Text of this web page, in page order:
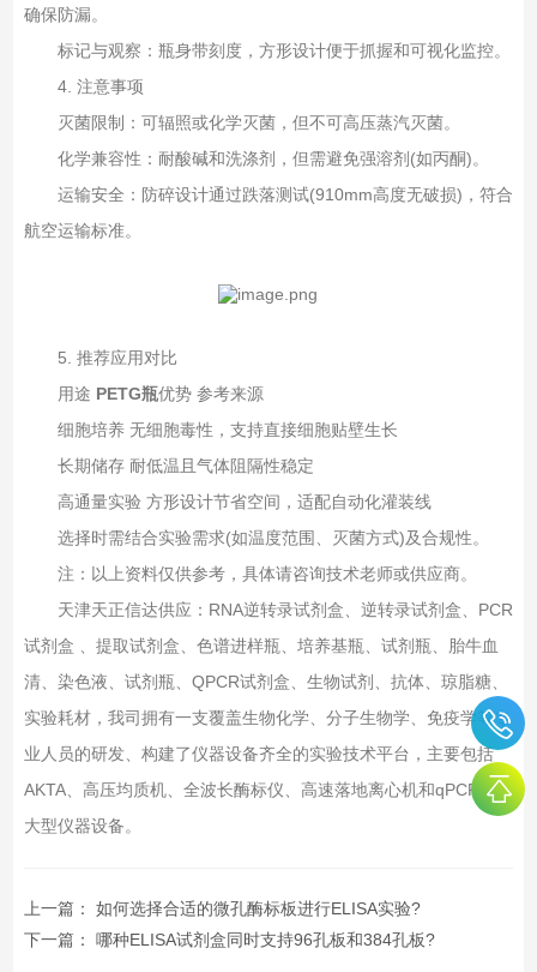
确保防漏。
标记与观察‌：瓶身带刻度，方形设计便于抓握和可视化监控。
4. 注意事项‌
灭菌限制‌：可辐照或化学灭菌，但不可高压蒸汽灭菌。
化学兼容性‌：耐酸碱和洗涤剂，但需避免强溶剂(如丙酮)。
运输安全‌：防碎设计通过跌落测试(910mm高度无破损)，符合
航空运输标准。
5. 推荐应用对比‌
用途‌ ‌ PETG瓶优势‌ ‌参考来源‌
细胞培养 无细胞毒性，支持直接细胞贴壁生长
长期储存 耐低温且气体阻隔性稳定
高通量实验 方形设计节省空间，适配自动化灌装线
选择时需结合实验需求(如温度范围、灭菌方式)及合规性。
注：以上资料仅供参考，具体请咨询技术老师或供应商。
天津天正信达供应：RNA逆转录试剂盒、逆转录试剂盒、PCR
试剂盒 、提取试剂盒、色谱进样瓶、培养基瓶、试剂瓶、胎牛血
清、染色液、试剂瓶、QPCR试剂盒、生物试剂、抗体、琼脂糖、
实验耗材，我司拥有一支覆盖生物化学、分子生物学、免疫学等专
业人员的研发、构建了仪器设备齐全的实验技术平台，主要包括
AKTA、高压均质机、全波长酶标仪、高速落地离心机和qPCR仪等
大型仪器设备。
上一篇： 如何选择合适的微孔酶标板进行ELISA实验?
下一篇： 哪种ELISA试剂盒同时支持96孔板和384孔板?